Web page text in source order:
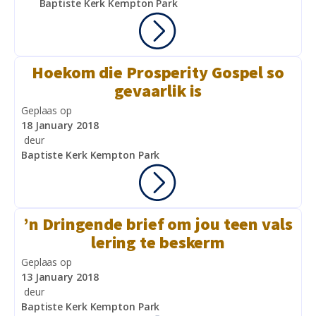
Baptiste Kerk Kempton Park
Hoekom die Prosperity Gospel so
gevaarlik is
Geplaas op
18 January 2018
deur
Baptiste Kerk Kempton Park
’n Dringende brief om jou teen vals
lering te beskerm
Geplaas op
13 January 2018
deur
Baptiste Kerk Kempton Park